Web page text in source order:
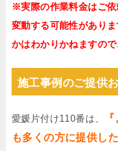
※実際の作業料金はご
変動する可能性があり
かはわかりかねますので
施工事例のご提供
愛媛片付け110番は、
も多くの方に提供した